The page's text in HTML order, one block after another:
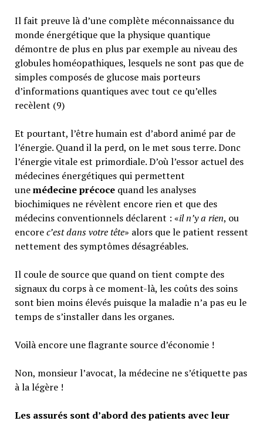
Il fait preuve là d’une complète méconnaissance du
monde énergétique que la physique quantique
démontre de plus en plus par exemple au niveau des
globules homéopathiques, lesquels ne sont pas que de
simples composés de glucose mais porteurs
d’informations quantiques avec tout ce qu’elles
recèlent (9)
Et pourtant, l’être humain est d’abord animé par de
l’énergie. Quand il la perd, on le met sous terre. Donc
l’énergie vitale est primordiale. D’où l’essor actuel des
médecines énergétiques qui permettent
unemédecine précoce quand les analyses
biochimiques ne révèlent encore rien et que des
médecins conventionnels déclarent : «il n’y a rien, ou
encorec’est dans votre tête» alors que le patient ressent
nettement des symptômes désagréables.
Il coule de source que quand on tient compte des
signaux du corps à ce moment-là, les coûts des soins
sont bien moins élevés puisque la maladie n’a pas eu le
temps de s’installer dans les organes.
Voilà encore une flagrante source d’économie !
Non, monsieur l’avocat, la médecine ne s’étiquette pas
à la légère !
Les assurés sont d’abord des patients avec leur